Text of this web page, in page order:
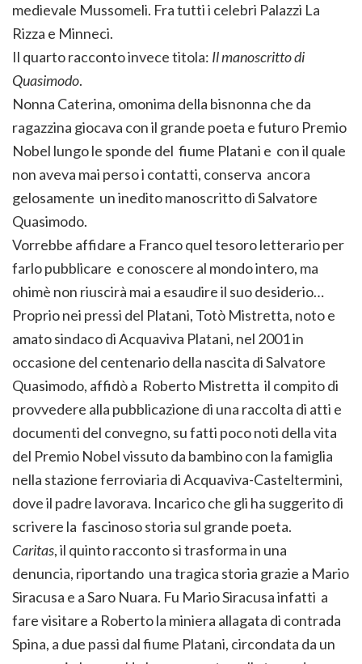
medievale Mussomeli. Fra tutti i celebri Palazzi La
Rizza e Minneci.
Il quarto racconto invece titola: Il manoscritto di
Quasimodo.
Nonna Caterina, omonima della bisnonna che da
ragazzina giocava con il grande poeta e futuro Premio
Nobel lungo le sponde del fiume Platani e con il quale
non aveva mai perso i contatti, conserva ancora
gelosamente un inedito manoscritto di Salvatore
Quasimodo.
Vorrebbe affidare a Franco quel tesoro letterario per
farlo pubblicare e conoscere al mondo intero, ma
ohimè non riuscirà mai a esaudire il suo desiderio…
Proprio nei pressi del Platani, Totò Mistretta, noto e
amato sindaco di Acquaviva Platani, nel 2001 in
occasione del centenario della nascita di Salvatore
Quasimodo, affidò a Roberto Mistretta il compito di
provvedere alla pubblicazione di una raccolta di atti e
documenti del convegno, su fatti poco noti della vita
del Premio Nobel vissuto da bambino con la famiglia
nella stazione ferroviaria di Acquaviva-Casteltermini,
dove il padre lavorava. Incarico che gli ha suggerito di
scrivere la fascinoso storia sul grande poeta.
Caritas, il quinto racconto si trasforma in una
denuncia, riportando una tragica storia grazie a Mario
Siracusa e a Saro Nuara. Fu Mario Siracusa infatti a
fare visitare a Roberto la miniera allagata di contrada
Spina, a due passi dal fiume Platani, circondata da un